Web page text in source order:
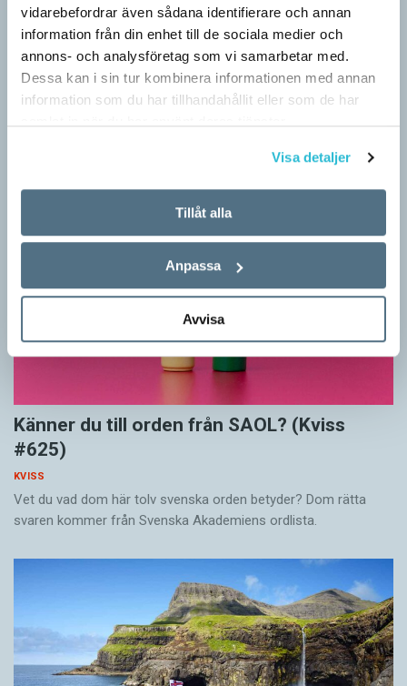
vidarebefordrar även sådana identifierare och annan
information från din enhet till de sociala medier och
annons- och analysföretag som vi samarbetar med.
Dessa kan i sin tur kombinera informationen med annan
information som du har tillhandahållit eller som de har
Visa detaljer
Tillåt alla
Anpassa
Avvisa
Vilket språk är detta? (Kviss #626)
författare på tolv olika språk hämtade från Wikipedia. Men vilka
Känner du till orden från SAOL? (Kviss
#625)
KVISS
Vet du vad dom här tolv svenska orden betyder? Dom rätta
svaren kommer från Svenska Akademiens ordlista.